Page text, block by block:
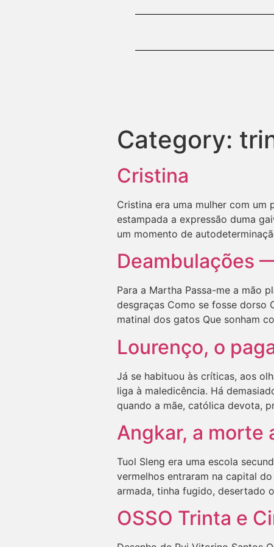
Category:
Cristina
Cristina era uma mulher com um
estampada a expressão duma
um momento de
Deambulações
Para a Martha Passa-me a mão
desgraças Como se fosse dorso
matinal dos gatos Que sonham
Lourenço, o
Já se habituou às críticas, aos
liga à maledicência. Há
quando a mãe, católica devota,
Angkar, a morte
Tuol Sleng era uma escola
vermelhos entraram na capital
armada, tinha fugido, desertado
OSSO Trinta e